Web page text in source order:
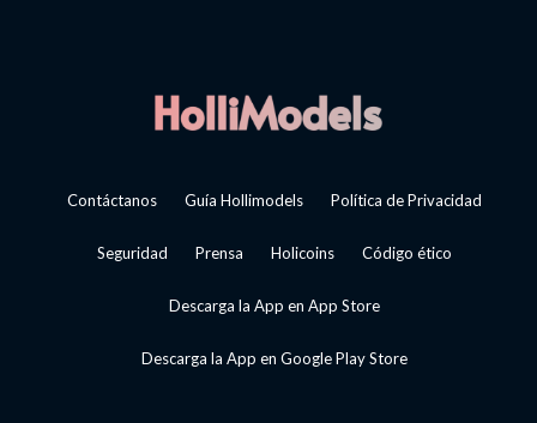
Contáctanos Guía Hollimodels Política de Privacidad
Seguridad Prensa Holicoins Código ético
Descarga la App en App Store
Descarga la App en Google Play Store